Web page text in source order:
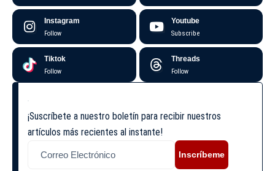
Instagram
Follow
Youtube
Subscribe
Tiktok
Follow
Threads
Follow
¡Suscríbete a nuestro boletín para recibir nuestros
artículos más recientes al instante!
Inscríbeme